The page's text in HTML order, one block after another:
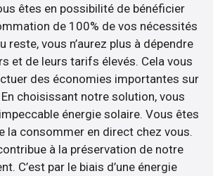
êtes en possibilité de bénéficier
de 100% de vos nécessités
reste, vous n’aurez plus à dépendre
et de leurs tarifs élevés. Cela vous
des économies importantes sur
choisissant notre solution, vous
énergie solaire. Vous êtes
la consommer en direct chez vous.
à la préservation de notre
C’est par le biais d’une énergie